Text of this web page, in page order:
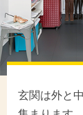
玄関は外と